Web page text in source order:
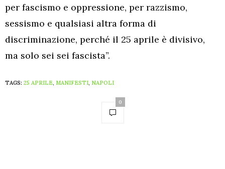
per fascismo e oppressione, per razzismo,
sessismo e qualsiasi altra forma di
discriminazione, perché il 25 aprile è divisivo,
ma solo sei sei fascista”.
TAGS: 25 APRILE, MANIFESTI, NAPOLI
0